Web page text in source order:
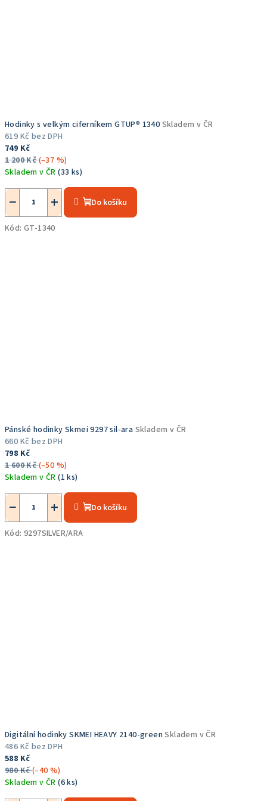
Hodinky s velkým ciferníkem GTUP® 1340 Skladem v ČR
619 Kč bez DPH
749 Kč
1 200 Kč(–37 %)
Skladem v ČR(33 ks)
hodnocení
produktu
je
5,0
+
− Do košíku
Kód: GT-1340
Pánské hodinky Skmei 9297 sil-ara Skladem v ČR
660 Kč bez DPH
798 Kč
1 600 Kč(–50 %)
Skladem v ČR(1 ks)
hodnocení
produktu
je
5,0
+
− Do košíku
Kód: 9297SILVER/ARA
Digitální hodinky SKMEI HEAVY 2140-greenSkladem v ČR
486 Kč bez DPH
588 Kč
980 Kč(–40 %)
Skladem v ČR(6 ks)